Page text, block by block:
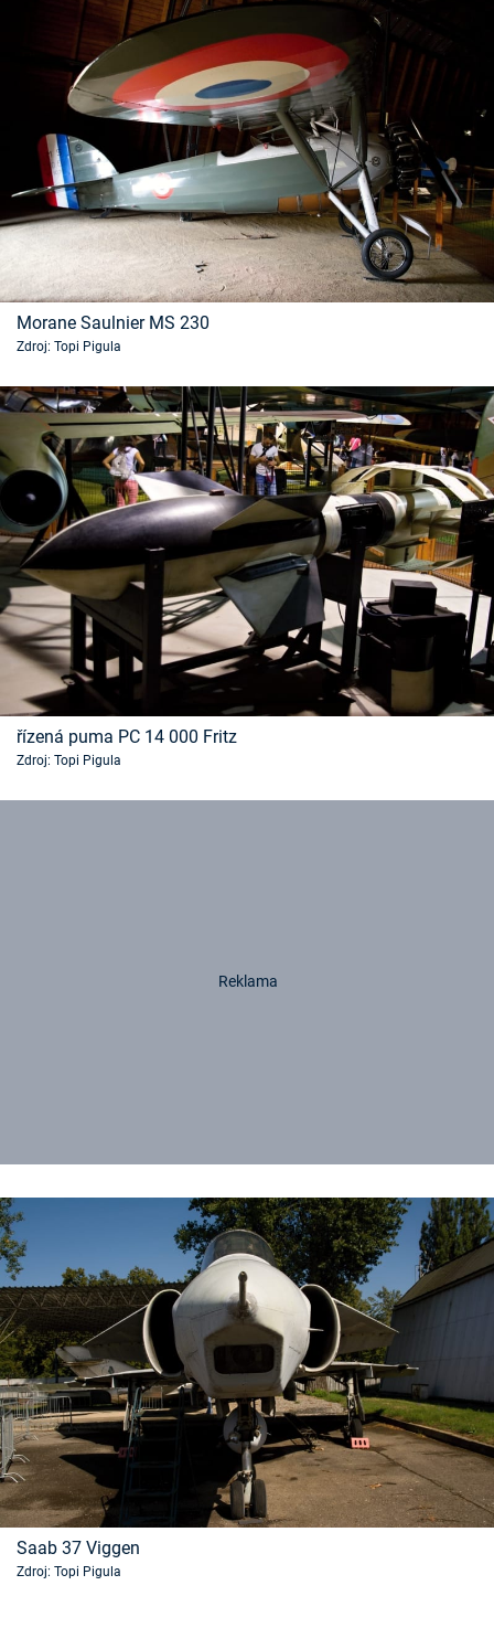
Morane Saulnier MS 230
Zdroj: Topi Pigula
řízená puma PC 14 000 Fritz
Zdroj: Topi Pigula
Saab 37 Viggen
Zdroj: Topi Pigula